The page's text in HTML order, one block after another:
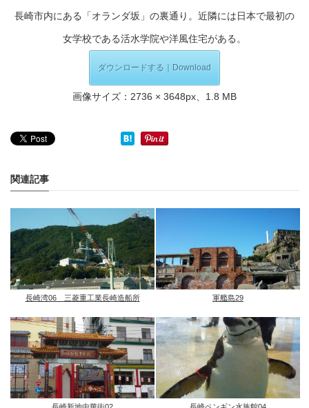
長崎市内にある「オランダ坂」の裏通り。近隣には日本で最初の
女学校である活水学院や洋風住宅がある。
ダウンロードする｜Download
画像サイズ：2736 × 3648px、1.8 MB
関連記事
長崎湾06 三菱重工業長崎造船所 軍艦島29